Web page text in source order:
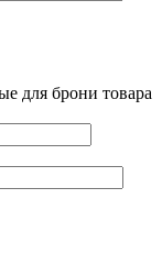
для брони товара